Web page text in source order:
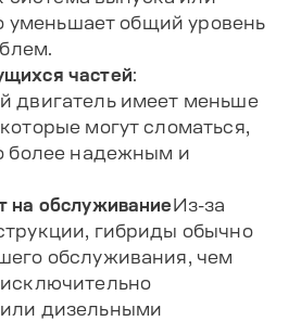
уменьшает общий уровень
частей:
двигатель имеет меньше
могут сломаться,
более надежным и
на обслуживание Из-за
гибриды обычно
обслуживания, чем
дизельными